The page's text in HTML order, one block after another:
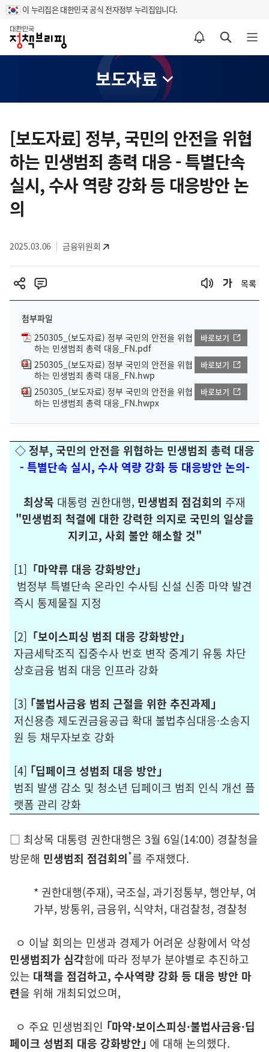
이 누리집은 대한민국 공식 전자정부 누리집입니다.
홈
알림설정 바로가기 검색 바로가기 메뉴 열기
보도자료
텐
츠
영
역
[보도자료] 정부, 국민의 안전을 위협
하는 민생범죄 총력 대응 - 특별단속
실시, 수사 역량 강화 등 대응방안 논
의
2025.03.06 금융위원회
목록
첨부파일
250305_(보도자료) 정부 국민의 안전을 위협
하는 민생범죄 총력 대응_FN.pdf
바로보기
250305_(보도자료) 정부 국민의 안전을 위협
하는 민생범죄 총력 대응_FN.hwp
바로보기
250305_(보도자료) 정부 국민의 안전을 위협
하는 민생범죄 총력 대응_FN.hwpx
바로보기
◇ 정부, 국민의 안전을 위협하는 민생범죄 총력 대응
- 특별단속 실시, 수사 역량 강화 등 대응방안 논의-
최상목 대통령 권한대행, 민생범죄 점검회의 주재
"민생범죄 척결에 대한 강력한 의지로 국민의 일상을
지키고, 사회 불안 해소할 것"
[1] 「마약류 대응 강화방안」
범정부 특별단속 온라인 수사팀 신설 신종 마약 발견
즉시 통제물질 지정
[2] 「보이스피싱 범죄 대응 강화방안」
자금세탁조직 집중수사 번호 변작 중계기 유통 차단
상호금융 범죄 대응 인프라 강화
[3] ｢불법사금융 범죄 근절을 위한 추진과제 ｣
저신용층 제도권금융공급 확대 불법추심대응·소송지
원 등 채무자보호 강화
[4] ｢딥페이크 성범죄 대응 방안｣
범죄 발생 감소 및 청소년 딥페이크 범죄 인식 개선 플
랫폼 관리 강화
□ 최상목 대통령 권한대행은 3월 6일(14:00) 경찰청을
방문해 민생범죄 점검회의*를 주재했다.
* 권한대행(주재), 국조실, 과기정통부, 행안부, 여
가부, 방통위, 금융위, 식약처, 대검찰청, 경찰청
ㅇ 이날 회의는 민생과 경제가 어려운 상황에서 악성
민생범죄가 심각함에 따라 정부가 분야별로 추진하고
있는 대책을 점검하고, 수사역량 강화 등 대응 방안 마
련을 위해 개최되었으며,
ㅇ 주요 민생범죄인 ｢마약·보이스피싱·불법사금융·딥
페이크 성범죄 대응 강화방안｣ 에 대해 논의했다.